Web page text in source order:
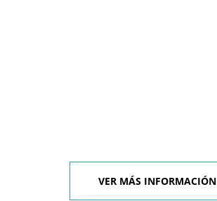
VER MÁS INFORMACIÓN